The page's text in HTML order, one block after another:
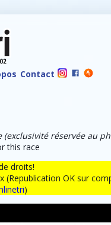
Contact
réservée au
this race
droits!
OK sur
)